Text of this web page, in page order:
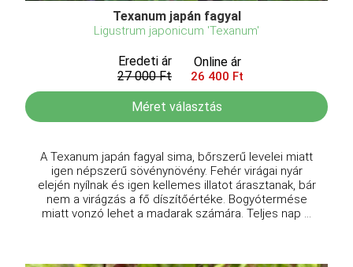
Texanum japán fagyal
Ligustrum japonicum 'Texanum'
Eredeti ár
27 000 Ft
Online ár
26 400 Ft
Méret választás
A Texanum japán fagyal sima, bőrszerű levelei miatt
igen népszerű sövénynövény. Fehér virágai nyár
elején nyílnak és igen kellemes illatot árasztanak, bár
nem a virágzás a fő díszítőértéke. Bogyótermése
miatt vonzó lehet a madarak számára. Teljes nap ...